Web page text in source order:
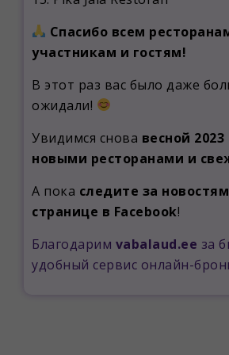
Спасибо всем
участникам и гостям!
В этот раз вас было даже
ожидали!
Увидимся снова весной 2023
новыми ресторанами и
А пока следите за
странице в Facebook!
Благодарим vabalaud.ee за
удобный сервис онлайн-